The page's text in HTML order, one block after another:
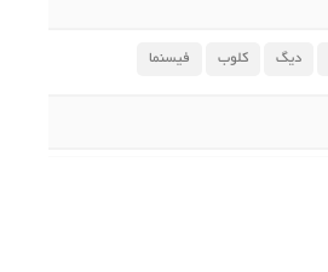
دیگ کلوب فیسنما